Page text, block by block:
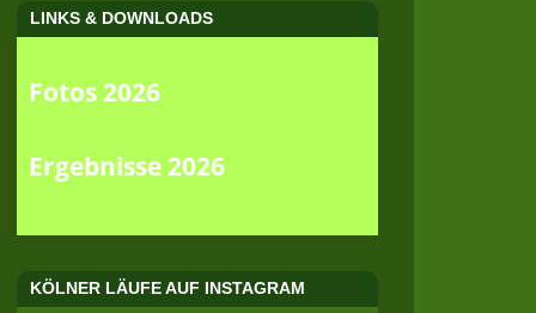
LINKS & DOWNLOADS
Fotos 2026
Ergebnisse 2026
KÖLNER LÄUFE AUF INSTAGRAM